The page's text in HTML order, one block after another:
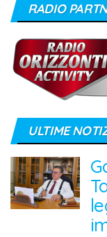
RADIO
ULTIME